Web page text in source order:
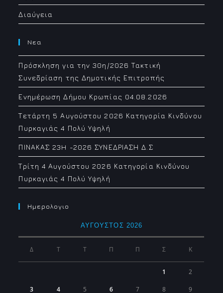
Διαύγεια
Νεα
Πρόσκληση για την 30η/2026 Τακτική
Συνεδρίαση της Δημοτικής Επιτροπής
Ενημέρωση Δήμου Κρωπίας 04.08.2026
Τετάρτη 5 Αυγούστου 2026 Κατηγορία Κινδύνου
Πυρκαγιάς 4 Πολύ Υψηλή
ΠΙΝΑΚΑΣ 23H -2026 ΣΥΝΕΔΡΙΑΣΗ Δ.Σ
Τρίτη 4 Αυγούστου 2026 Κατηγορία Κινδύνου
Πυρκαγιάς 4 Πολύ Υψηλή
Ημερολογιο
ΑΎΓΟΥΣΤΟΣ 2026
Δ Τ Τ Π Π Σ Κ
1 2
3 4 5 6 7 8 9